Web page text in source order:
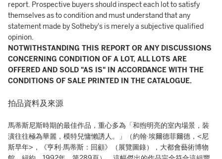
report. Prospective buyers should inspect each lot to satisfy
themselves as to condition and must understand that any
statement made by Sotheby's is merely a subjective qualified
opinion.
NOTWITHSTANDING THIS REPORT OR ANY DISCUSSIONS
CONCERNING CONDITION OF A LOT, ALL LOTS ARE
OFFERED AND SOLD "AS IS" IN ACCORDANCE WITH THE
CONDITIONS OF SALE PRINTED IN THE CATALOGUE.
拍品資料及來源
馬蒂斯尼斯時期的最佳作品，重心多為「和煦明亮的室內場景，裝
潢往往極為華麗，模特兒慵懶誘人。」（約翰·埃爾德菲爾德，<尼
斯早年>，《亨利·馬蒂斯：回顧》（展覽圖錄），大都會藝術博物